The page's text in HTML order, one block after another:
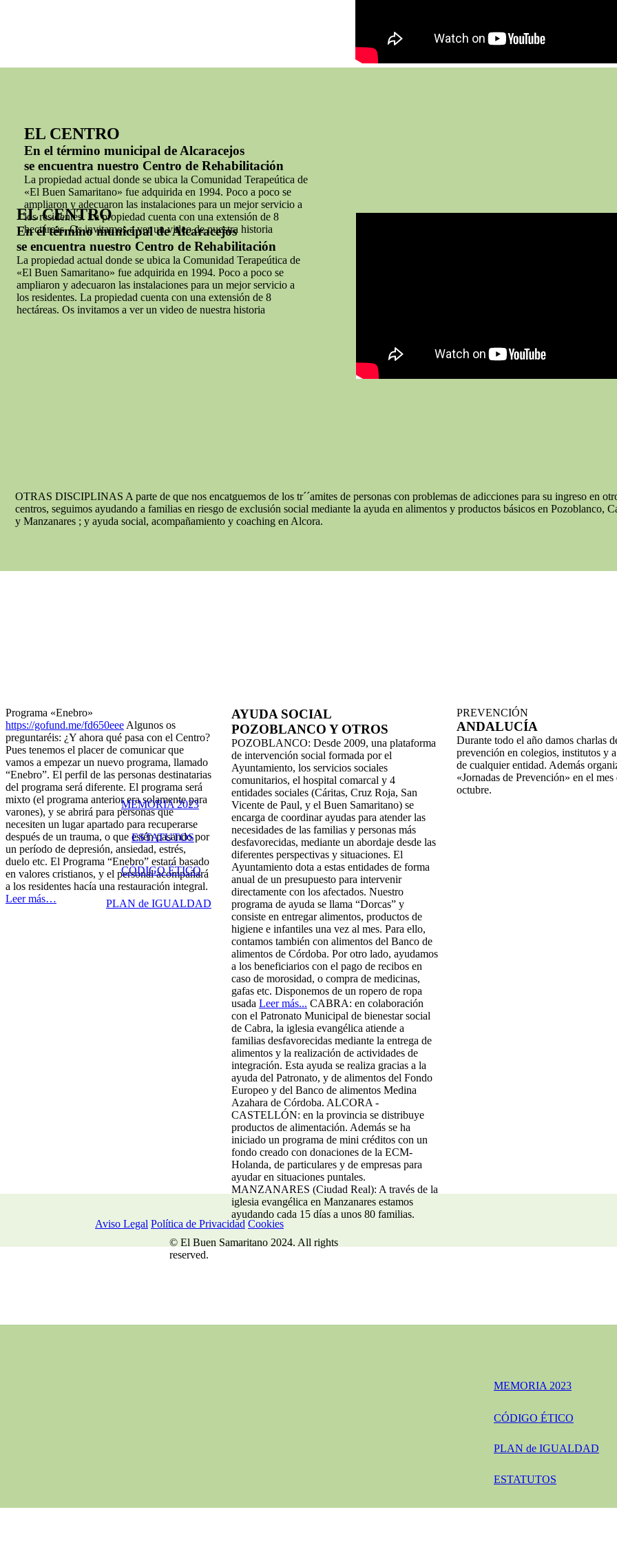
EL CENTRO
En el término municipal de Alcaracejos
se encuentra nuestro Centro de Rehabilitación
La propiedad actual donde se ubica la Comunidad Terapeútica de
«El Buen Samaritano» fue adquirida en 1994. Poco a poco se
ampliaron y adecuaron las instalaciones para un mejor servicio a
los residentes. La propiedad cuenta con una extensión de 8
hectáreas. Os invitamos a ver un video de nuestra historia
OTRAS DISCIPLINAS A parte de que nos encatguemos de los tr´´amites de personas con problemas de adicciones para su ingreso en
centros, seguimos ayudando a familias en riesgo de exclusión social mediante la ayuda en alimentos y productos básicos en Pozoblanco,
y Manzanares ; y ayuda social, acompañamiento y coaching en Alcora.
Programa «Enebro»
https://gofund.me/fd650eee Algunos os
preguntaréis: ¿Y ahora qué pasa con el Centro?
Pues tenemos el placer de comunicar que
vamos a empezar un nuevo programa, llamado
“Enebro”. El perfil de las personas destinatarias
del programa será diferente. El programa será
mixto (el programa anterior era solamente para
varones), y se abrirá para personas que
necesiten un lugarapartado para recuperarse
después de un trauma, o que estén pasando por
un período de depresión, ansiedad, estrés,
duelo etc. El Programa “Enebro” estará basado
en valores cristianos, y el personal acompañará
a los residentes hacía una restauración integral.
Leer más…
AYUDA SOCIAL
POZOBLANCO Y OTROS
POZOBLANCO: Desde 2009, una plataforma
de intervención social formada por el
Ayuntamiento, los servicios sociales
comunitarios, el hospital comarcal y 4
entidades sociales (Cáritas, Cruz Roja, San
Vicente de Paul, y el Buen Samaritano) se
encarga de coordinar ayudas para atender las
necesidades de las familias y personas más
desfavorecidas, mediante un abordaje desde las
diferentes perspectivas y situaciones. El
Ayuntamiento dota a estas entidades de forma
anual de un presupuesto para intervenir
directamente con los afectados. Nuestro
programa de ayuda se llama “Dorcas” y
consiste en entregar alimentos, productos de
higiene e infantiles una vez al mes. Para ello,
contamos también con alimentos del Banco de
alimentos de Córdoba. Por otro lado, ayudamos
a los beneficiarios con el pago de recibos en
caso de morosidad, o compra de medicinas,
gafas etc. Disponemos de un ropero de ropa
usada Leer más... CABRA: en colaboración
con el Patronato Municipal de bienestar social
de Cabra, la iglesia evangélica atiende a
familias desfavorecidas mediante la entrega de
alimentos y la realización de actividades de
integración. Esta ayuda se realiza gracias a la
ayuda del Patronato, y de alimentos del Fondo
Europeo y del Banco de alimentos Medina
Azahara de Córdoba. ALCORA -
CASTELLÓN: en la provincia se distribuye
productos de alimentación. Además se ha
iniciado un programa de mini créditos con un
fondo creado con donaciones de la ECM-
Holanda, de particulares y de empresas para
ayudar en situaciones puntales.
MANZANARES (Ciudad Real): A través de la
iglesia evangélica en Manzanares estamos
ayudando cada 15 días a unos 80 familias.
PREVENCIÓN
ANDALUCÍA
Durante todo el año damos charlas
prevención en colegios, institutos y
de cualquier entidad. Además
«Jornadas de Prevención» en el mes
octubre.
MEMORIA 2023
ESTATUTOS
CÓDIGO ÉTICO
PLAN de IGUALDAD
© El Buen Samaritano 2024. All rights
reserved.
Aviso Legal Política de Privacidad Cookies
EL CENTRO
En el término municipal de Alcaracejos
se encuentra nuestro Centro de Rehabilitación
La propiedad actual donde se ubica la Comunidad Terapeútica de
«El Buen Samaritano» fue adquirida en 1994. Poco a poco se
ampliaron y adecuaron las instalaciones para un mejor servicio a
los residentes. La propiedad cuenta con una extensión de 8
hectáreas. Os invitamos a ver un video de nuestra historia
MEMORIA 2023
CÓDIGO ÉTICO
ESTATUTOS
PLAN de IGUALDAD